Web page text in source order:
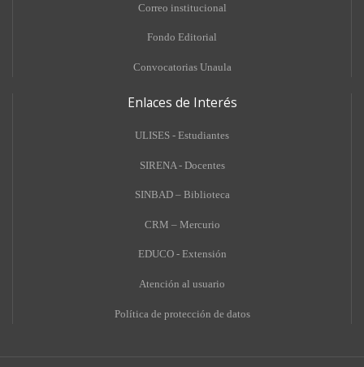
Correo institucional
Fondo Editorial
Convocatorias Unaula
Enlaces de Interés
ULISES - Estudiantes
SIRENA - Docentes
SINBAD – Biblioteca
CRM – Mercurio
EDUCO - Extensión
Atención al usuario
Política de protección de datos